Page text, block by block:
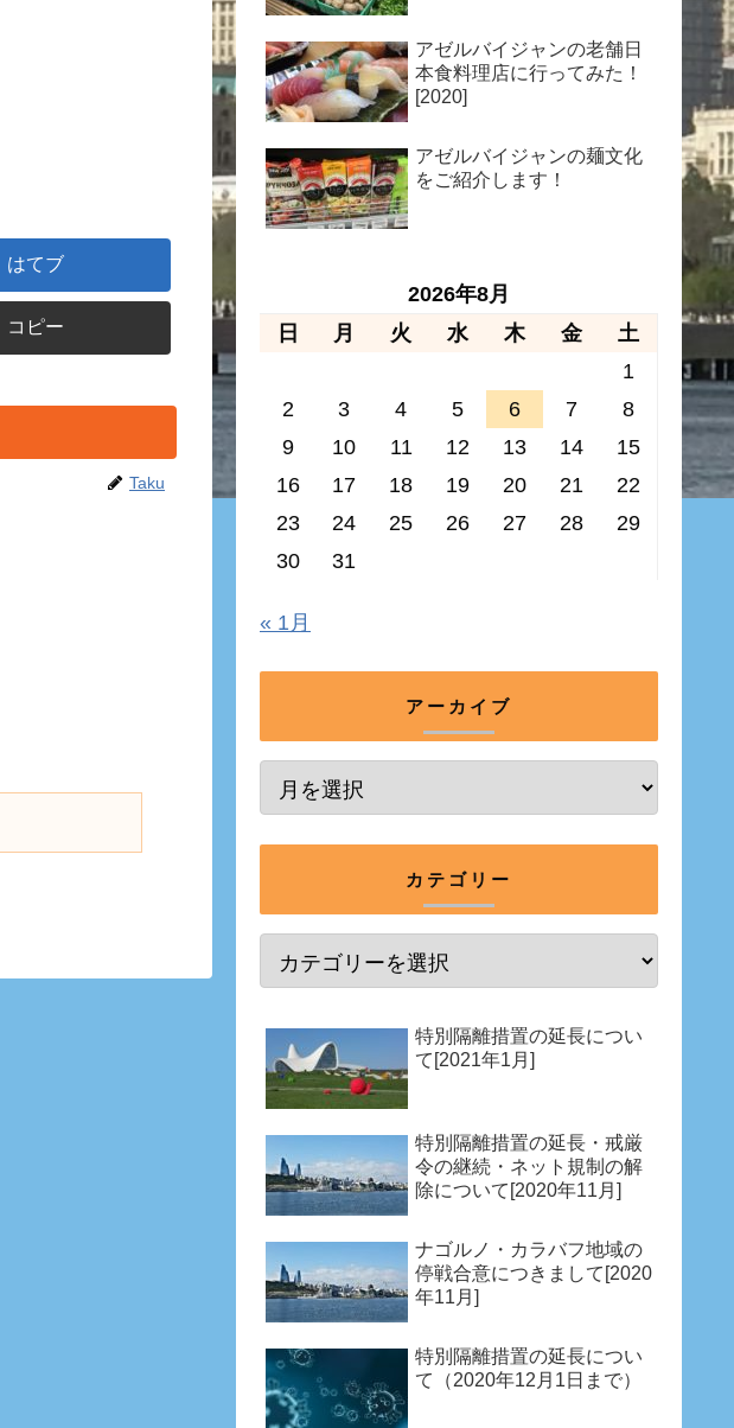
はてブ
コピー
Taku
アゼルバイジャンの老舗日
本食料理店に行ってみた！
[2020]
アゼルバイジャンの麺文化
をご紹介します！
2026年8月
日
月 火 水 木 金
土
1
2
3 4 5 6 7
8
9
10 11 12 13 14
15
16
17 18 19 20 21
22
23
24 25 26 27 28
29
30
31
« 1月
アーカイブ
カテゴリー
特別隔離措置の延長につい
て[2021年1月]
特別隔離措置の延長・戒厳
令の継続・ネット規制の解
除について[2020年11月]
ナゴルノ・カラバフ地域の
停戦合意につきまして[2020
年11月]
特別隔離措置の延長につい
て（2020年12月1日まで）